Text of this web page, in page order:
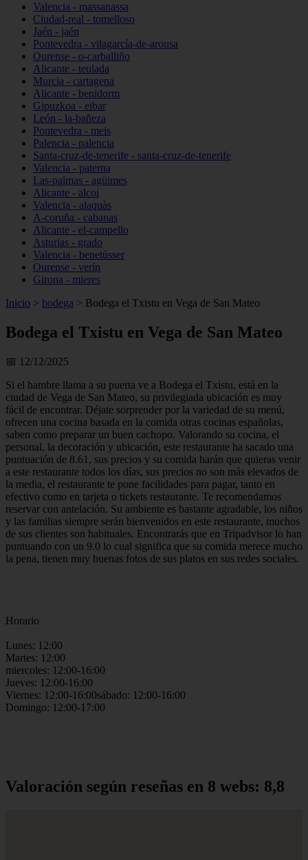
Valencia - massanassa
Ciudad-real - tomelloso
Jaén - jaén
Pontevedra - vilagarcía-de-arousa
Ourense - o-carballiño
Alicante - teulada
Murcia - cartagena
Alicante - benidorm
Gipuzkoa - eibar
León - la-bañeza
Pontevedra - meis
Palencia - palencia
Santa-cruz-de-tenerife - santa-cruz-de-tenerife
Valencia - paterna
Las-palmas - agüimes
Alicante - alcoi
Valencia - alaquàs
A-coruña - cabanas
Alicante - el-campello
Asturias - grado
Valencia - benetússer
Ourense - verín
Girona - mieres
Inicio > bodega > Bodega el Txistu en Vega de San Mateo
Bodega el Txistu en Vega de San Mateo
📅 12/12/2025
Si el hambre llama a su puerta ve a Bodega el Txistu, está en la
ciudad de Vega de San Mateo, su privilegiada ubicación es muy
fácil de encontrar. Déjate sorprender por la variedad de su menú,
ofrecen una cocina basada en la comida otras cocinas españolas,
saben como preparar un buen cachopo. Valorando su cocina, el
personal, la decoración y ubicación, este restaurante ha sacado una
puntuación de 8.61, sus precios y su comida harán que quieras venir
a este restaurante todos los días, sus precios no son más elevados de
la media, el restaurante te pone facilidades para pagar, tanto en
efectivo como en tarjeta o tickets restaurante. Te recomendamos
reservar con antelación. Su ambiente es bastante agradable, los niños
y las familias siempre serán bienvenidos en este restaurante, muchos
de sus clientes son habituales. Encontrarás que en Tripadvisor lo han
puntuando con un 9.0 lo cual significa que su comida merece mucho
la pena, tienen muy buenas fotos de sus platos en sus redes sociales.
Horario
Lunes: 12:00
Martes: 12:00
miercoles: 12:00-16:00
Jueves: 12:00-16:00
Viernes: 12:00-16:00sábado: 12:00-16:00
Domingo: 12:00-17:00
Valoración según reseñas en 8 webs: 8,8